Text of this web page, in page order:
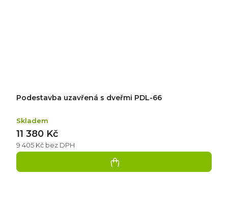
Podestavba uzavřená s dveřmi PDL-66
Skladem
9 405 Kč bez DPH
11 380 Kč